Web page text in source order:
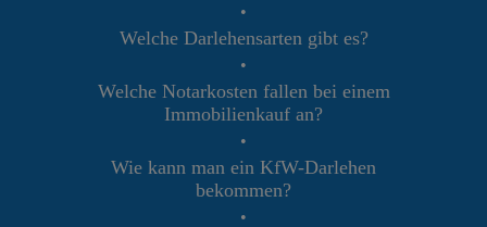
•
Welche Darlehensarten gibt es?
•
Welche Notarkosten fallen bei einem
Immobilienkauf an?
•
Wie kann man ein KfW-Darlehen
bekommen?
•